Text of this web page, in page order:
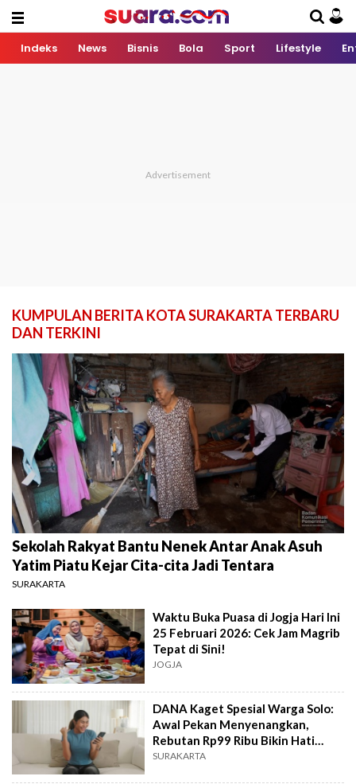
Indeks News Bisnis Bola Sport Lifestyle
KUMPULAN BERITA KOTA SURAKARTA TERBARU
DAN TERKINI
Sekolah Rakyat Bantu Nenek Antar Anak Asuh
Yatim Piatu Kejar Cita-cita Jadi Tentara
SURAKARTA
Waktu Buka Puasa di Jogja Hari Ini
25 Februari 2026: Cek Jam Magrib
Tepat di Sini!
JOGJA
DANA Kaget Spesial Warga Solo:
Awal Pekan Menyenangkan,
Rebutan Rp99 Ribu Bikin Hati
Gembira!
SURAKARTA